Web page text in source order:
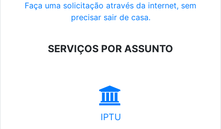
Faça uma solicitação através da internet, sem
precisar sair de casa.
SERVIÇOS POR ASSUNTO
IPTU